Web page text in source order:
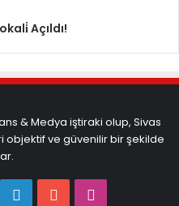
Açıldı!
& Medya iştiraki olup, Sivas
ve güvenilir bir şekilde
LinkedInYouTube